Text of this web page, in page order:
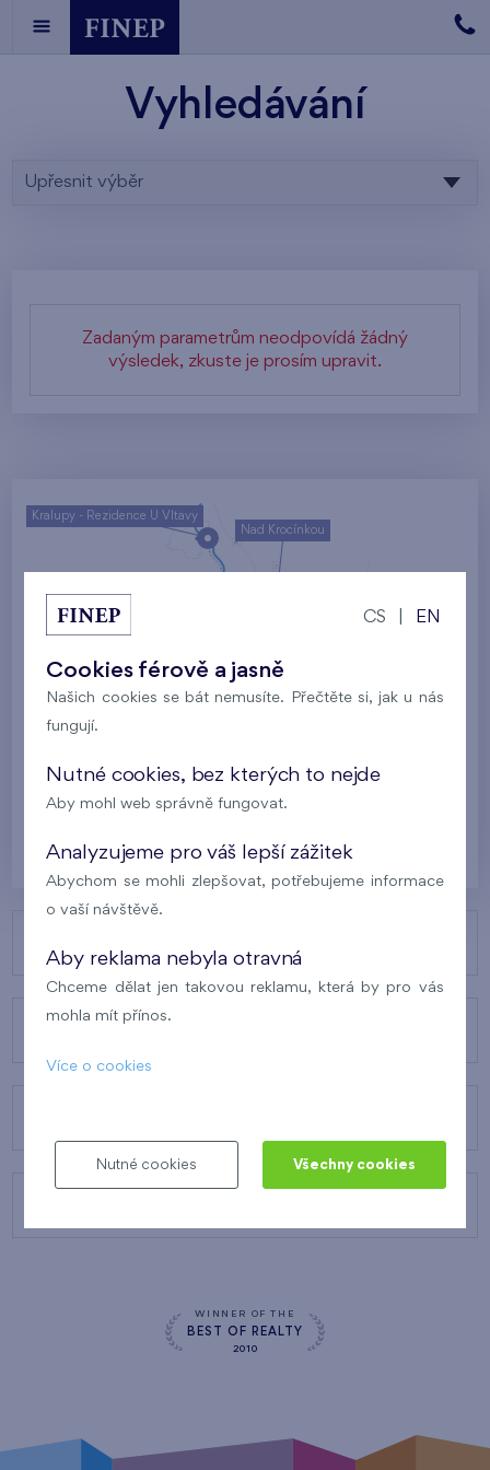
Vyhledávání
Upřesnit výběr
Zadaným parametrům neodpovídá žádný
výsledek, zkuste je prosím upravit.
Nad Krocínkou
Rodinné domy Britská čtvrť
Britská čtvrť
Kralupy - Rezidence U Vltavy
O FINEPU
WINNER OF THE
BEST OF REALTY
2010
CS EN
Cookies férově a jasně
Našich cookies se bát nemusíte. Přečtěte si, jak u nás
fungují.
Nutné cookies, bez kterých to nejde
Aby mohl web správně fungovat.
Analyzujeme pro váš lepší zážitek
Abychom se mohli zlepšovat, potřebujeme informace
o vaší návštěvě.
Aby reklama nebyla otravná
Chceme dělat jen takovou reklamu, která by pro vás
mohla mít přínos.
Více o cookies
Nutné cookies Všechny cookies